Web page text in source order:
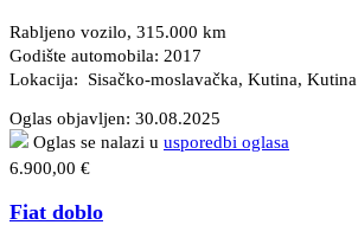
Rabljeno vozilo, 315.000 km
Godište automobila: 2017
Lokacija: Sisačko-moslavačka, Kutina, Kutina
Oglas objavljen: 30.08.2025
Oglas se nalazi u usporedbi oglasa
6.900,00 €
Fiat doblo